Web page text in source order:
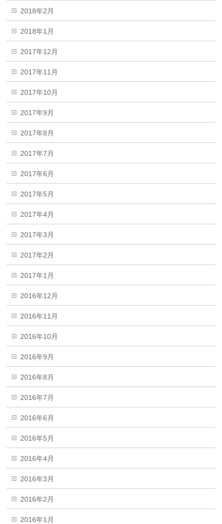
2018年2月
2018年1月
2017年12月
2017年11月
2017年10月
2017年9月
2017年8月
2017年7月
2017年6月
2017年5月
2017年4月
2017年3月
2017年2月
2017年1月
2016年12月
2016年11月
2016年10月
2016年9月
2016年8月
2016年7月
2016年6月
2016年5月
2016年4月
2016年3月
2016年2月
2016年1月